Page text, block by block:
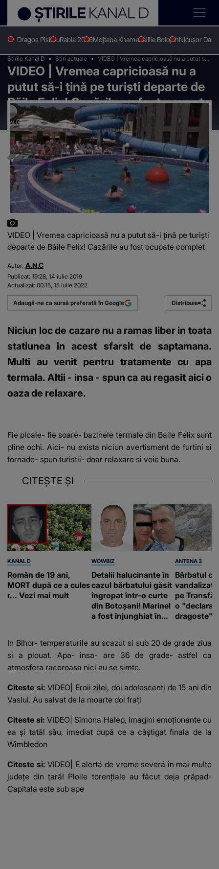
Dragos PislaruRabla 2026Mojtaba KhameneiIlie BolojanNicușor Dan
Stirile Kanal D Stiri actuale
VIDEO | Vremea capricioasă nu a putut să-i
țină pe turiști departe de Băile Felix!
Cazările au fost ocupate complet
VIDEO | Vremea capricioasă nu a
putut să-i țină pe turiști departe de
Băile Felix! Cazările au fost ocupate
complet
VIDEO | Vremea capricioasă nu a putut să-i țină pe turiști
departe de Băile Felix! Cazările au fost ocupate complet
Autor: A.N.C
Publicat: 19:28, 14 iulie 2019
Actualizat: 00:15, 15 iulie 2022
Adaugă-ne ca sursă preferată în Google Distribuie
Niciun loc de cazare nu a ramas liber in toata
statiunea in acest sfarsit de saptamana.
Multi au venit pentru tratamente cu apa
termala. Altii - insa - spun ca au regasit aici o
oaza de relaxare.
Fie ploaie- fie soare- bazinele termale din Baile Felix sunt
pline ochi. Aici- nu exista niciun avertisment de furtini si
tornade- spun turistii- doar relaxare si voie buna.
CITEȘTE ȘI
KANAL D
Român de 19 ani,
MORT după ce a cules
r... Vezi mai mult
WOWBIZ
Detalii halucinante în
cazul bărbatului găsit
îngropat într-o curte
din Botoșani! Marinel
a fost înjunghiat în
suspecți
ANTENA 3
Bărbatul
vandalizat
pe
o
dragoste"
In Bihor- temperaturile au scazut si sub 20 de grade ziua
si a plouat. Apa- insa- are 36 de grade- astfel ca
atmosfera racoroasa nici nu se simte.
Citeste si: VIDEO| Eroii zilei, doi adolescenți de 15 ani din
Vaslui. Au salvat de la moarte doi frați
Citeste si:VIDEO| Simona Halep, imagini emoționante cu
ea și tatăl său, imediat după ce a câștigat finala de la
Wimbledon
Citeste si:VIDEO| E alertă de vreme severă în mai multe
județe din țară! Ploile torențiale au făcut deja prăpad-
Capitala este sub ape